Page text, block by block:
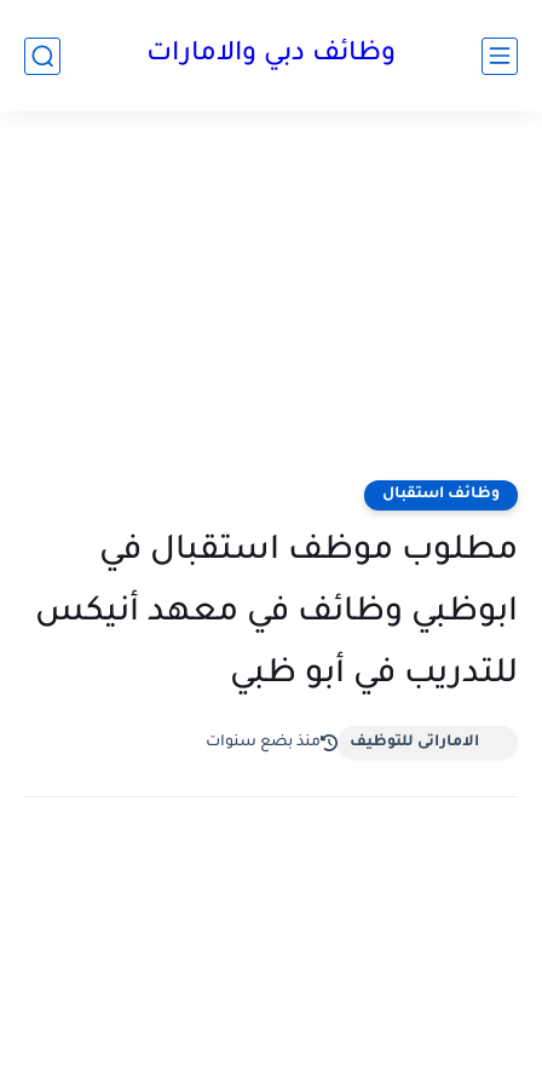
وظائف دبي والامارات
وظائف استقبال
مطلوب موظف استقبال في
ابوظبي وظائف في معهد أنيكس
للتدريب في أبو ظبي
الاماراتى للتوظيف منذ بضع سنوات